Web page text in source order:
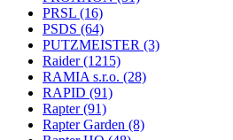
PRSL (16)
PSDS (64)
PUTZMEISTER (3)
Raider(1215)
RAMIA s.r.o. (28)
RAPID (91)
Rapter(91)
Rapter Garden (8)